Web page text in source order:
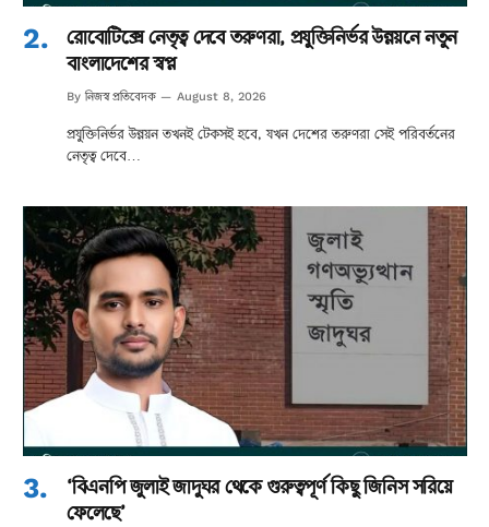
রোবোটিক্সে নেতৃত্ব দেবে তরুণরা, প্রযুক্তিনির্ভর উন্নয়নে নতুন
বাংলাদেশের স্বপ্ন
By নিজস্ব প্রতিবেদক August 8, 2026
প্রযুক্তিনির্ভর উন্নয়ন তখনই টেকসই হবে, যখন দেশের তরুণরা সেই পরিবর্তনের
নেতৃত্ব দেবে…
‘বিএনপি জুলাই জাদুঘর থেকে গুরুত্বপূর্ণ কিছু জিনিস সরিয়ে
ফেলেছে’